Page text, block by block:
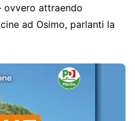
ovvero attraendo
ad Osimo, parlanti la